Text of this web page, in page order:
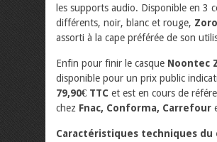
les supports audio. Disponible en 3
différents, noir, blanc et rouge, Zoro
assorti à la cape préférée de son
Enfin pour finir le casque Noontec
disponible pour un prix public
79,90€ TTC et est en cours de
chez Fnac, Conforma, Carrefour
Caractéristiques techniques du